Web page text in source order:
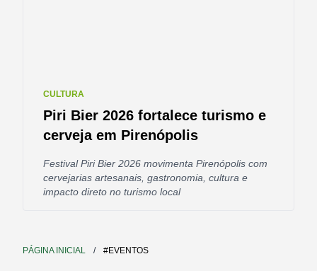
CULTURA
Piri Bier 2026 fortalece turismo e
cerveja em Pirenópolis
Festival Piri Bier 2026 movimenta Pirenópolis com
cervejarias artesanais, gastronomia, cultura e
impacto direto no turismo local
PÁGINA INICIAL / #EVENTOS